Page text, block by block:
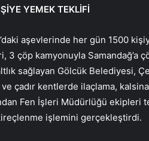
YEMEK TEKLİFİ
aşevlerinde her gün 1500
3 çöp kamyonuyla Samandağ’a
sağlayan Gölcük Belediyesi,
çadır kentlerde ilaçlama,
Fen İşleri Müdürlüğü ekipleri
işlemini gerçekleştirdi.